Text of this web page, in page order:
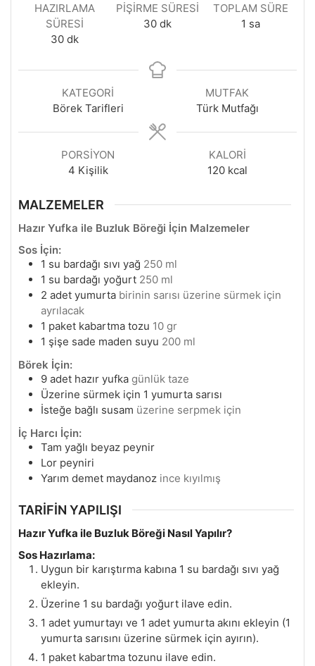
HAZIRLAMA
SÜRESI
30dakika
dk
PIŞIRME SÜRESI
30dakika
dk
TOPLAM SÜRE
1 saat
sa
KATEGORI
Börek Tarifleri
MUTFAK
Türk Mutfağı
PORSIYON
4 Kişilik
KALORI
120 kcal
MALZEMELER
Hazır Yufka ile Buzluk Böreği İçin Malzemeler
Sos İçin:
1 su bardağı sıvı yağ 250 ml
1 su bardağı yoğurt 250 ml
2 adet yumurta birinin sarısı üzerine sürmek için
ayrılacak
1 paket kabartma tozu 10 gr
1 şişe sade maden suyu 200 ml
Börek İçin:
9 adet hazır yufka günlük taze
Üzerine sürmek için 1 yumurta sarısı
İsteğe bağlı susam üzerine serpmek için
İç Harcı İçin:
Tam yağlı beyaz peynir
Lor peyniri
Yarım demet maydanoz ince kıyılmış
TARİFİN YAPILIŞI
Hazır Yufka ile Buzluk Böreği Nasıl Yapılır?
Sos Hazırlama:
Uygun bir karıştırma kabına 1 su bardağı sıvı yağ
ekleyin.
Üzerine 1 su bardağı yoğurt ilave edin.
1 adet yumurtayı ve 1 adet yumurta akını ekleyin (1
yumurta sarısını üzerine sürmek için ayırın).
1 paket kabartma tozunu ilave edin.